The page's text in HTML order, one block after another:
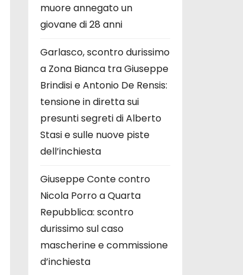
muore annegato un
giovane di 28 anni
Garlasco, scontro durissimo
a Zona Bianca tra Giuseppe
Brindisi e Antonio De Rensis:
tensione in diretta sui
presunti segreti di Alberto
Stasi e sulle nuove piste
dell’inchiesta
Giuseppe Conte contro
Nicola Porro a Quarta
Repubblica: scontro
durissimo sul caso
mascherine e commissione
d’inchiesta